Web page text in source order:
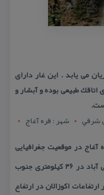
ثانیه جریان می یابد . این غار دارای
اتاقك طبیعی بوده و آبشار و
شرقي شهر : قره آغاج
در موقعیت جغرافیایی
E4656 N3649 غار صخره ای حاجی آباد در ۴۶ كیلومتری جنوب
اكوزالان در ارتفاع